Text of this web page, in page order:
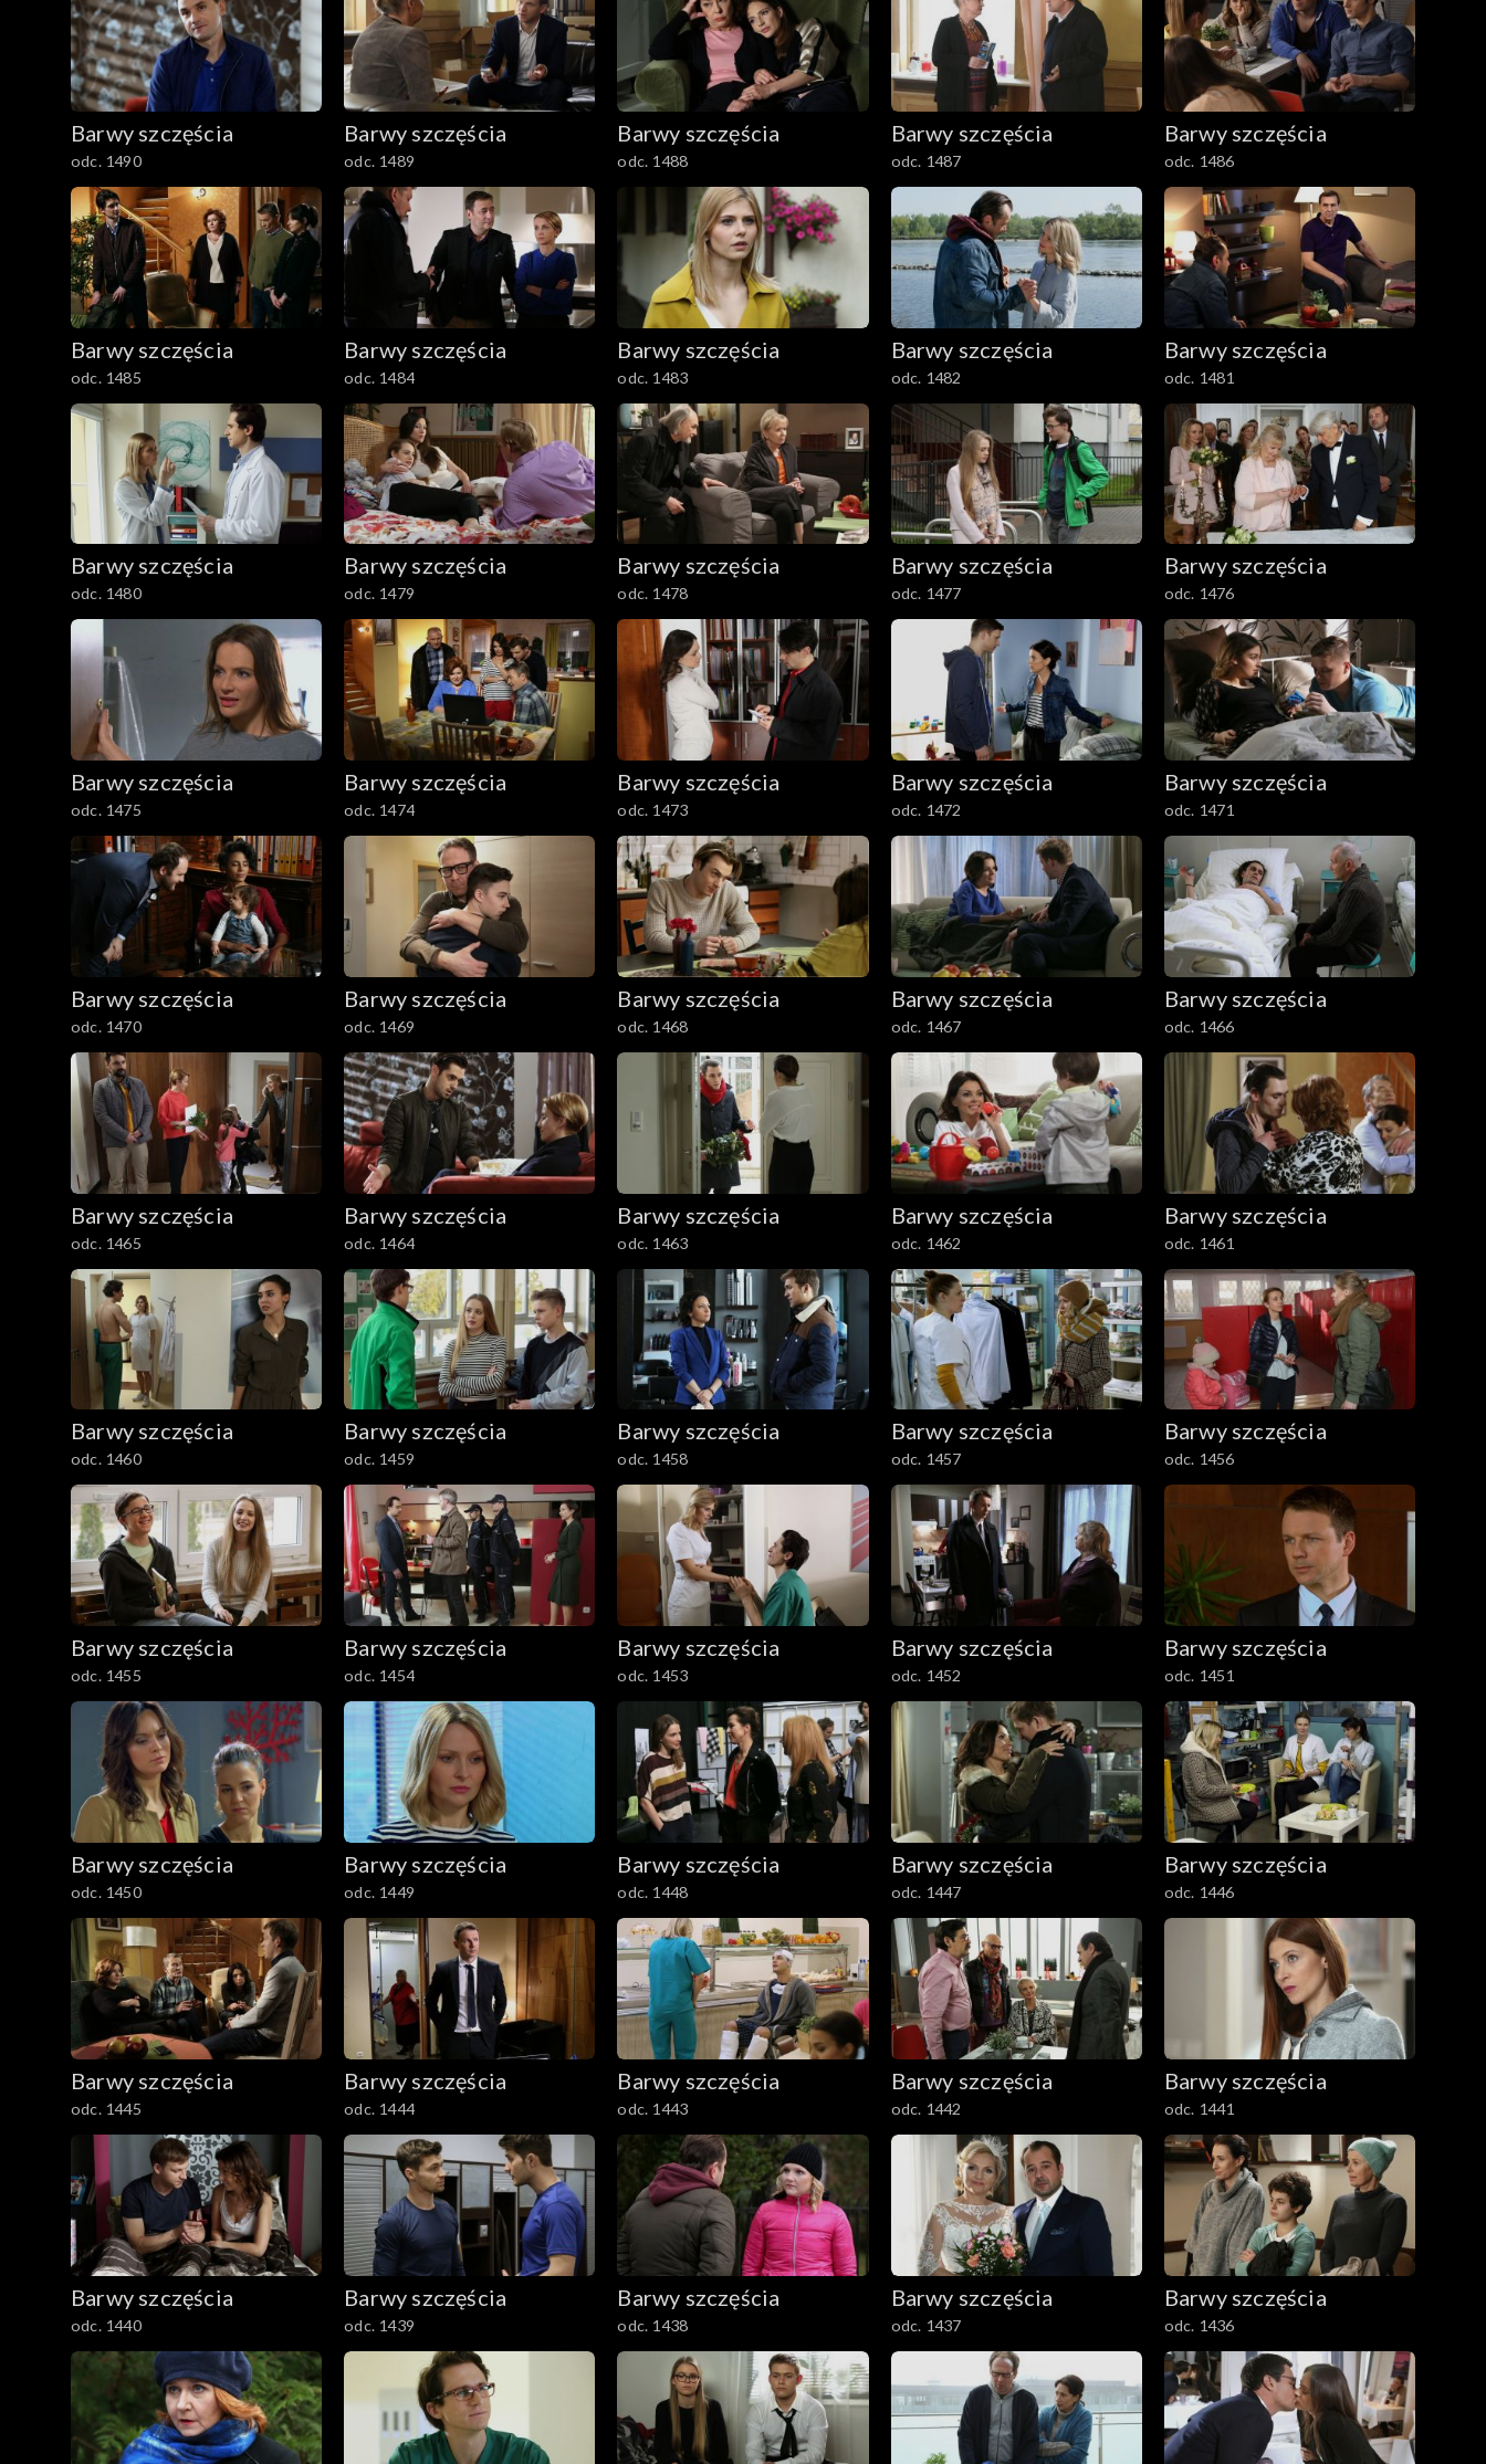
2401–2500
2301–2400
2201–2300
2101–2200
2001–2100
1901–2000
1801–1900
1701–1800
1601–1700
1501–1600
1401–1500
1301–1400
1201–1300
1101–1200
1001–1100
901–1000
801–900
782–800
Barwy szczęścia
odc. 1490
Barwy szczęścia
odc. 1489
Barwy szczęścia
odc. 1488
Barwy szczęścia
odc. 1487
Barwy szczęścia
odc. 1486
Barwy szczęścia
odc. 1485
Barwy szczęścia
odc. 1484
Barwy szczęścia
odc. 1483
Barwy szczęścia
odc. 1482
Barwy szczęścia
odc. 1481
Barwy szczęścia
odc. 1480
Barwy szczęścia
odc. 1479
Barwy szczęścia
odc. 1478
Barwy szczęścia
odc. 1477
Barwy szczęścia
odc. 1476
Barwy szczęścia
odc. 1475
Barwy szczęścia
odc. 1474
Barwy szczęścia
odc. 1473
Barwy szczęścia
odc. 1472
Barwy szczęścia
odc. 1471
Barwy szczęścia
odc. 1470
Barwy szczęścia
odc. 1469
Barwy szczęścia
odc. 1468
Barwy szczęścia
odc. 1467
Barwy szczęścia
odc. 1466
Barwy szczęścia
odc. 1465
Barwy szczęścia
odc. 1464
Barwy szczęścia
odc. 1463
Barwy szczęścia
odc. 1462
Barwy szczęścia
odc. 1461
Barwy szczęścia
odc. 1460
Barwy szczęścia
odc. 1459
Barwy szczęścia
odc. 1458
Barwy szczęścia
odc. 1457
Barwy szczęścia
odc. 1456
Barwy szczęścia
odc. 1455
Barwy szczęścia
odc. 1454
Barwy szczęścia
odc. 1453
Barwy szczęścia
odc. 1452
Barwy szczęścia
odc. 1451
Barwy szczęścia
odc. 1450
Barwy szczęścia
odc. 1449
Barwy szczęścia
odc. 1448
Barwy szczęścia
odc. 1447
Barwy szczęścia
odc. 1446
Barwy szczęścia
odc. 1445
Barwy szczęścia
odc. 1444
Barwy szczęścia
odc. 1443
Barwy szczęścia
odc. 1442
Barwy szczęścia
odc. 1441
Barwy szczęścia
odc. 1440
Barwy szczęścia
odc. 1439
Barwy szczęścia
odc. 1438
Barwy szczęścia
odc. 1437
Barwy szczęścia
odc. 1436